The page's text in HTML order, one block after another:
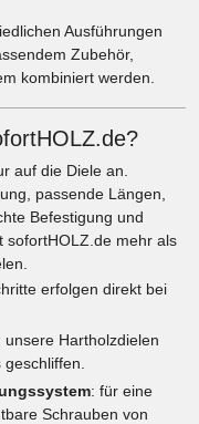
Ausführungen
Zubehör,
kombiniert werden.
auf die Diele an.
passende Längen,
Befestigung und
sofortHOLZ.de mehr als
erfolgen direkt bei
unsere Hartholzdielen
: für eine
Schrauben von